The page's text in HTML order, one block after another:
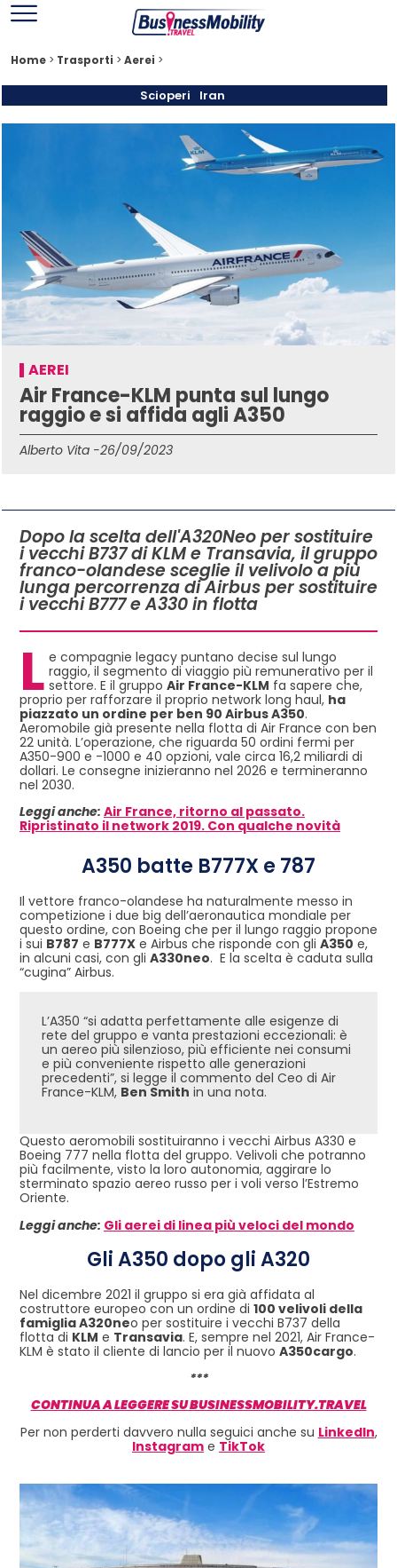
Home > Trasporti > Aerei >
Scioperi Iran
AEREI
Air France-KLM punta sul lungo
raggio e si affida agli A350
Alberto Vita -26/09/2023
Dopo la scelta dell'A320Neo per sostituire
i vecchi B737 di KLM e Transavia, il gruppo
franco-olandese sceglie il velivolo a più
lunga percorrenza di Airbus per sostituire
i vecchi B777 e A330 in flotta
L e compagnie legacy puntano decise sul lungo
raggio, il segmento di viaggio più remunerativo per il
settore. E il gruppo Air France-KLM fa sapere che,
proprio per rafforzare il proprio network long haul, ha
piazzato un ordine per ben 90 Airbus A350.
Aeromobile già presente nella flotta di Air France con ben
22 unità. L’operazione, che riguarda 50 ordini fermi per
A350-900 e -1000 e 40 opzioni, vale circa 16,2 miliardi di
dollari. Le consegne inizieranno nel 2026 e termineranno
nel 2030.
Leggi anche: Air France, ritorno al passato.
Ripristinato il network 2019. Con qualche novità
A350 batte B777X e 787
Il vettore franco-olandese ha naturalmente messo in
competizione i due big dell’aeronautica mondiale per
questo ordine, con Boeing che per il lungo raggio propone
i sui B787 e B777X e Airbus che risponde con gli A350 e,
in alcuni casi, con gli A330neo. E la scelta è caduta sulla
“cugina” Airbus.
L’A350 “si adatta perfettamente alle esigenze di
rete del gruppo e vanta prestazioni eccezionali: è
un aereo più silenzioso, più efficiente nei consumi
e più conveniente rispetto alle generazioni
precedenti”, si legge il commento del Ceo di Air
France-KLM, Ben Smith in una nota.
Questo aeromobili sostituiranno i vecchi Airbus A330 e
Boeing 777 nella flotta del gruppo. Velivoli che potranno
più facilmente, visto la loro autonomia, aggirare lo
sterminato spazio aereo russo per i voli verso l’Estremo
Oriente.
Leggi anche: Gli aerei di linea più veloci del mondo
Gli A350 dopo gli A320
Nel dicembre 2021 il gruppo si era già affidata al
costruttore europeo con un ordine di 100 velivoli della
famiglia A320neo per sostituire i vecchi B737 della
flotta di KLM e Transavia. E, sempre nel 2021, Air France-
KLM è stato il cliente di lancio per il nuovo A350cargo.
***
CONTINUA A LEGGERE SU BUSINESSMOBILITY.TRAVEL
Per non perderti davvero nulla seguici anche su LinkedIn,
Instagram e TikTok